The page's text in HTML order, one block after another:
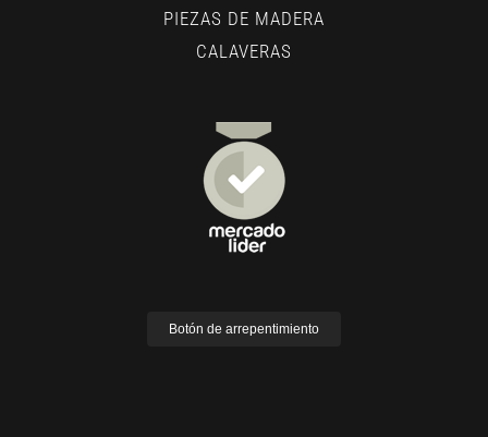
PIEZAS DE MADERA
CALAVERAS
Botón de arrepentimiento